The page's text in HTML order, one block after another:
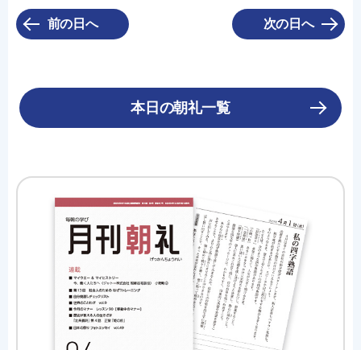
前の日へ 次の日へ
本日の朝礼一覧